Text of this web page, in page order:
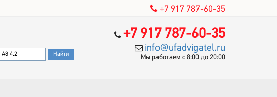
+7 917 787-60-35
+7 917 787-60-35
info@ufadvigatel.ru
Мы работаем с 8:00 до 20:00